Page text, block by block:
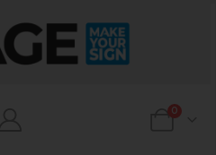
0